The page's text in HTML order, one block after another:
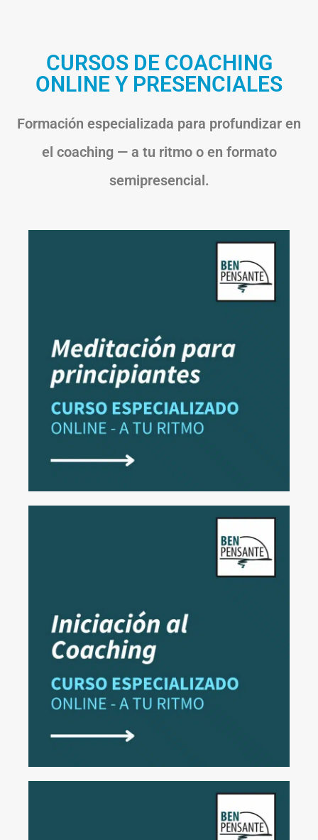
CURSOS DE COACHING
ONLINE Y PRESENCIALES
Formación especializada para profundizar en
el coaching — a tu ritmo o en formato
semipresencial.